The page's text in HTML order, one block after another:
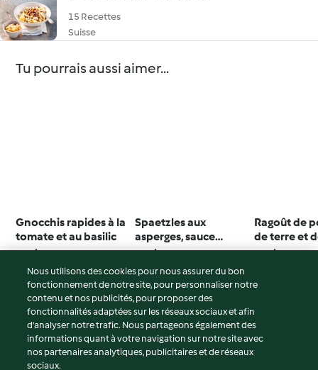
15 Recettes
Suisse
Tu pourrais aussi aimer...
Gnocchis rapides à la
tomate et au basilic
4.3 (11)
Spaetzles aux
asperges, sauce
crémeuse à l'ail des
5.0 (2)
Ragoût de
de terre et
4.5 (135)
© Copyright 2026
Conditions d'utilisation
Nous utilisons des cookies pour nous assurer du bon
fonctionnement de notre site, pour personnaliser notre
contenu et nos publicités, pour proposer des
fonctionnalités adaptées sur les réseaux sociaux et afin
d’analyser notre trafic. Nous partageons également des
informations quant à votre navigation sur notre site avec
nos partenaires analytiques, publicitaires et de réseaux
sociaux.